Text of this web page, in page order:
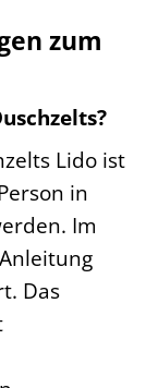
zum
Lido ist
in
Im
Das